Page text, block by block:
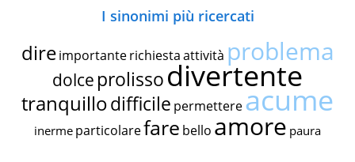
I sinonimi più ricercati
dire importante richiestaattività problema
dolce prolissodivertente
tranquillodifficile permettereacume
inerme particolarefare bello amore paura